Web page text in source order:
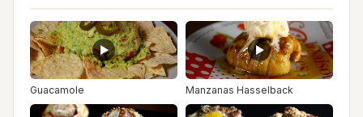
Guacamole Manzanas Hasselback